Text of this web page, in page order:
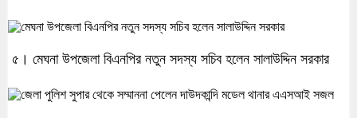
৫। মেঘনা উপজেলা বিএনপির নতুন সদস্য সচিব হলেন সালাউদ্দিন সরকার